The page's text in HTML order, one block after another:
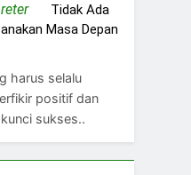
on Tidak Ada
Masa Depan
harus selalu
positif dan
sukses..